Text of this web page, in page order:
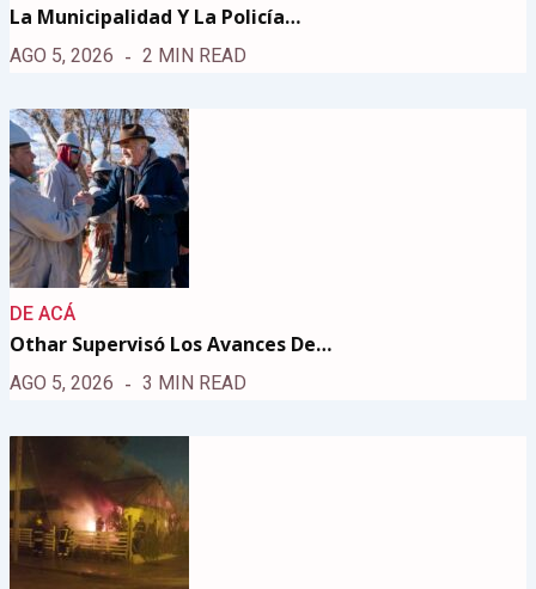
La Municipalidad Y La Policía…
AGO 5, 2026 2 MIN READ
DE ACÁ
Othar Supervisó Los Avances De…
AGO 5, 2026 3 MIN READ